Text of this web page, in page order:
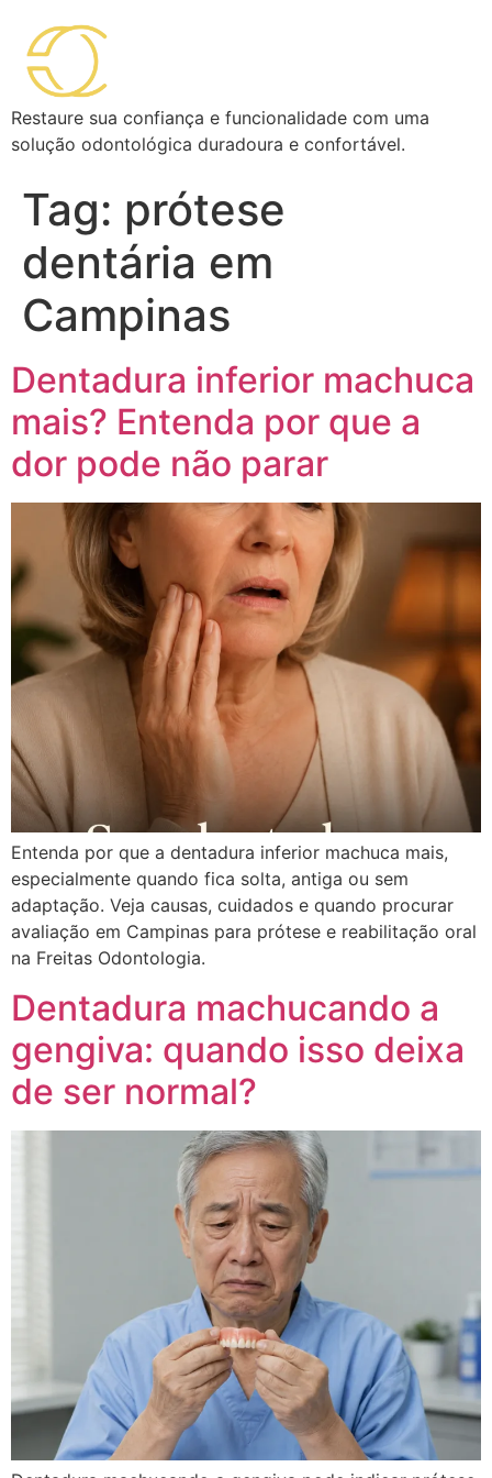
Restaure sua confiança e funcionalidade com uma
solução odontológica duradoura e confortável.
Tag: prótese
dentária em
Campinas
Dentadura inferior machuca
mais? Entenda por que a
dor pode não parar
Entenda por que a dentadura inferior machuca mais,
especialmente quando fica solta, antiga ou sem
adaptação. Veja causas, cuidados e quando procurar
avaliação em Campinas para prótese e reabilitação oral
na Freitas Odontologia.
Dentadura machucando a
gengiva: quando isso deixa
de ser normal?